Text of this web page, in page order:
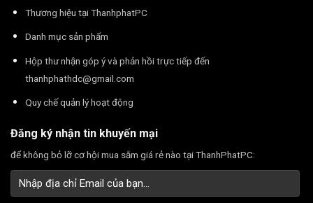
Thương hiệu tại ThanhphatPC
Danh mục sản phẩm
Hộp thư nhận góp ý và phản hồi trực tiếp đến
thanhphathdc@gmail.com
Quy chế quản lý hoạt động
Đăng ký nhận tin khuyến mại
để không bỏ lỡ cơ hội mua sắm giá rẻ nào tại ThanhPhatPC: